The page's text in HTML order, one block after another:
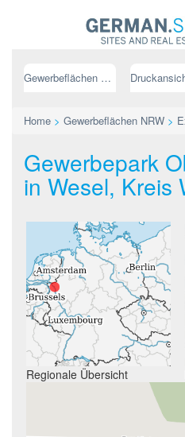
Gewerbeflächen NRW
Home > Gewerbeflächen NRW >
Gewerbepark
in Wesel, Kreis
Regionale Übersicht